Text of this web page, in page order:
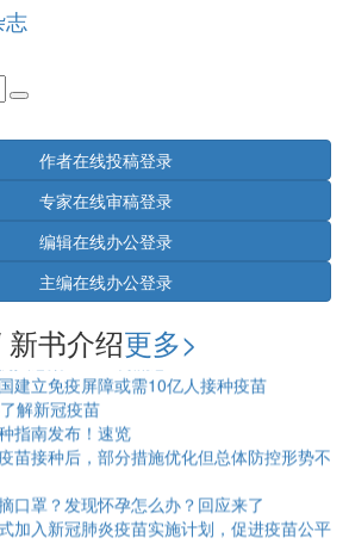
志
作者在线投稿登录
专家在线审稿登录
编辑在线办公登录
主编在线办公登录
书介绍更多>
2022年版）》发布：明确诊断及救治标准
炎诊疗方案（试行第九版）》修订更新要点
年全球结核病报告》发布 ------ 权威解
的防控》荣获2021 年度“施普林格?自然：
全球结核病、艾滋病毒相关结核病和耐药结
Note. COVID-19: considerations for
care
诊疗方案 （试行第八版 修订版）
人感染H10N3禽流感
建立免疫屏障或需10亿人接种疫苗
解新冠疫苗
指南发布！速览
苗接种后，部分措施优化但总体防控形势不
口罩？发现怀孕怎么办？回应来了
加入新冠肺炎疫苗实施计划，促进疫苗公平